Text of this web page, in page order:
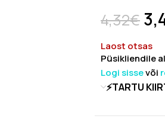
4,32€
Laost otsas
Püsikliendile
Logi sissevõi
⚡TARTU